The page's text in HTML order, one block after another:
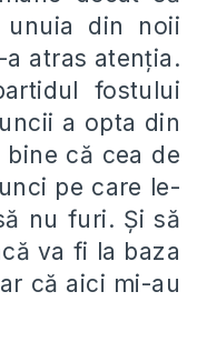
din noii
atras atenția.
fostului
a opta din
că cea de
pe care le-
nu furi. Și să
va fi la baza
că aici mi-au